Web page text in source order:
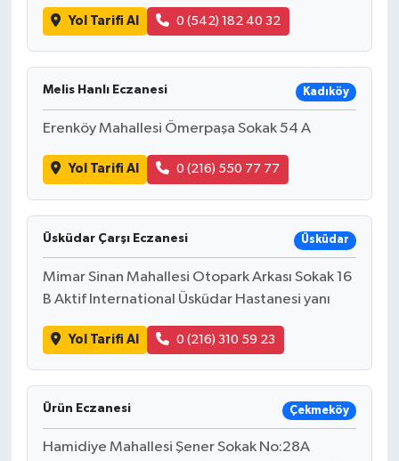
Yol Tarifi Al 0 (542) 182 40 32
Melis Hanlı Eczanesi Kadıköy
Erenköy Mahallesi Ömerpaşa Sokak 54 A
Yol Tarifi Al 0 (216) 550 77 77
Üsküdar Çarşı Eczanesi Üsküdar
Mimar Sinan Mahallesi Otopark Arkası Sokak 16
B Aktif International Üsküdar Hastanesi yanı
Yol Tarifi Al 0 (216) 310 59 23
Ürün Eczanesi Çekmeköy
Hamidiye Mahallesi Şener Sokak No:28A